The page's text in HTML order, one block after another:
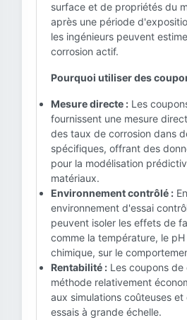
surface et de propriétés du
après une période
les ingénieurs peuvent
corrosion actif.
Pourquoi utiliser des
Mesure directe : Les
fournissent une mesure
des taux de corrosion dans
spécifiques, offrant des
pour la modélisation
matériaux.
Environnement contrôlé :
environnement d'essai
peuvent isoler les effets de
comme la température, le
chimique, sur le
Rentabilité : Les coupons de
méthode relativement
aux simulations coûteuses
essais à grande échelle.